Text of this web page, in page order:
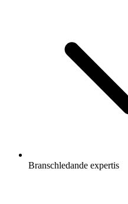
Branschledande expertis